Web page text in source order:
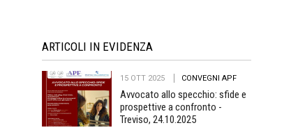
ARTICOLI IN EVIDENZA
15 OTT 2025 CONVEGNI APF
Avvocato allo specchio: sfide e
prospettive a confronto -
Treviso, 24.10.2025